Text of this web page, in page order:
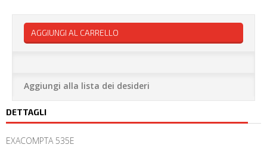
AGGIUNGI AL CARRELLO
Aggiungi alla lista dei desideri
DETTAGLI
EXACOMPTA 535E